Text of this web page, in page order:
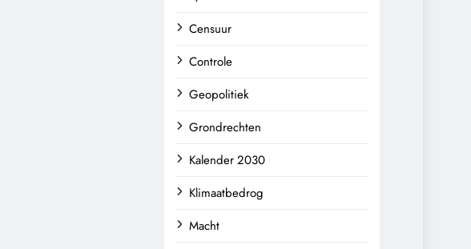
Censuur
Controle
Geopolitiek
Grondrechten
Kalender 2030
Klimaatbedrog
Macht